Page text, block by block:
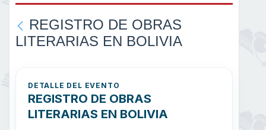
REGISTRO DE OBRAS
LITERARIAS EN BOLIVIA
DETALLE DEL EVENTO
REGISTRO DE OBRAS
LITERARIAS EN BOLIVIA